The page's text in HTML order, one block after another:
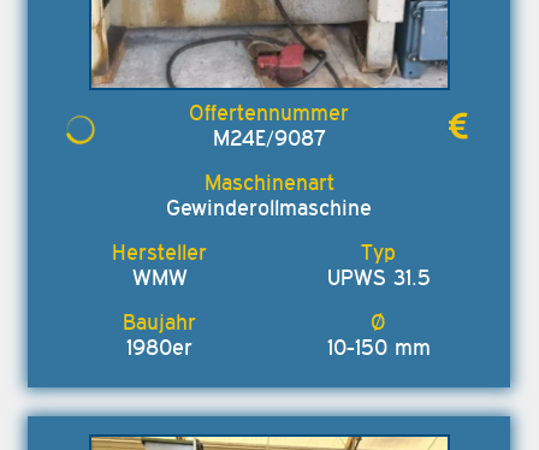
M24E/9087
Gewinderollmaschine
WMW UPWS 31.5
1980er 10-150 mm